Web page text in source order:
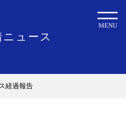
ニュース
MENU
経過報告